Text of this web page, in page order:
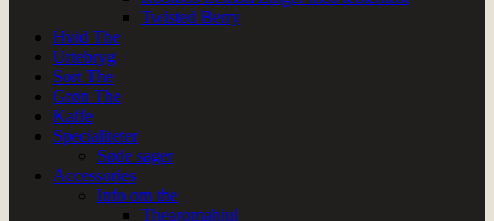
Twisted Berry
Hvid The
Urtebryg
Sort The
Grøn The
Kaffe
Specialiteter
Søde sager
Accessories
Info om the
Thearomahjul